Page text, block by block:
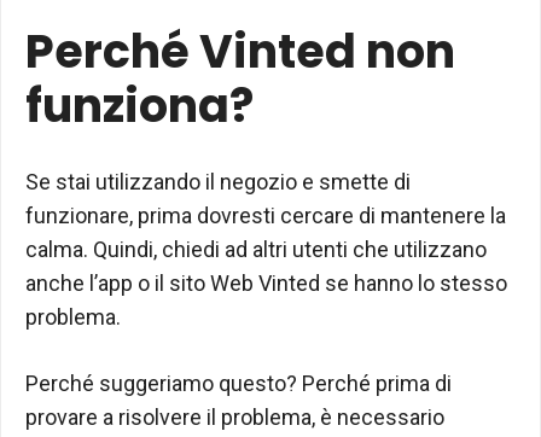
Perché Vinted non
funziona?
Se stai utilizzando il negozio e smette di
funzionare, prima dovresti cercare di mantenere la
calma. Quindi, chiedi ad altri utenti che utilizzano
anche l’app o il sito Web Vinted se hanno lo stesso
problema.
Perché suggeriamo questo? Perché prima di
provare a risolvere il problema, è necessario